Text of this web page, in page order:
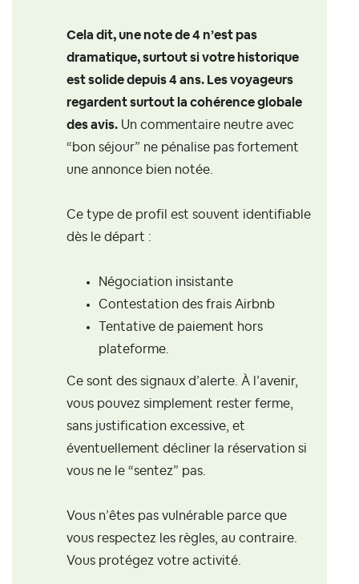
Cela dit, une note de 4 n’est pas
dramatique, surtout si votre historique
est solide depuis 4 ans. Les voyageurs
regardent surtout la cohérence globale
des avis. Un commentaire neutre avec
“bon séjour” ne pénalise pas fortement
une annonce bien notée.
Ce type de profil est souvent identifiable
dès le départ :
Négociation insistante
Contestation des frais Airbnb
Tentative de paiement hors
plateforme.
Ce sont des signaux d’alerte. À l’avenir,
vous pouvez simplement rester ferme,
sans justification excessive, et
éventuellement décliner la réservation si
vous ne le “sentez” pas.
Vous n’êtes pas vulnérable parce que
vous respectez les règles, au contraire.
Vous protégez votre activité.